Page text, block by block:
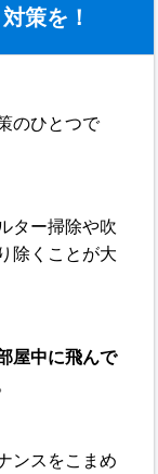
策を！
のひとつで
ター掃除や吹
除くことが大
屋中に飛んで
ンスをこまめ